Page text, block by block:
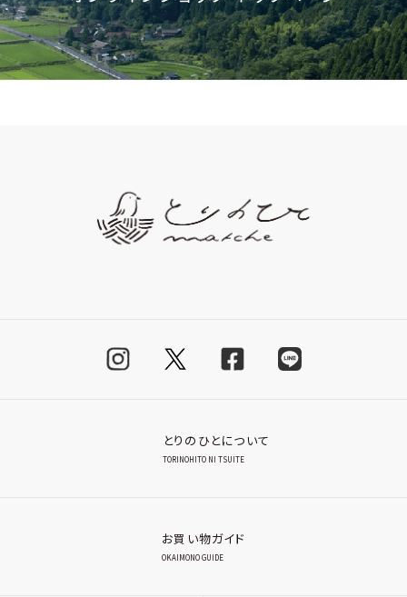
とりのひとについて
TORINOHITO NI TSUITE
お買い物ガイド
OKAIMONO GUIDE